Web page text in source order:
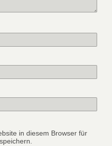
in diesem Browser für